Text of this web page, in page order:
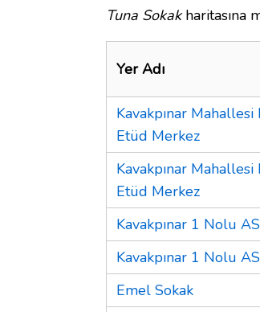
Tuna Sokakharitasına
Yer Adı
Kavakpınar
Etüd Merkez
Kavakpınar
Etüd Merkez
Kavakpınar 1 Nolu
Kavakpınar 1 Nolu
Emel Sokak